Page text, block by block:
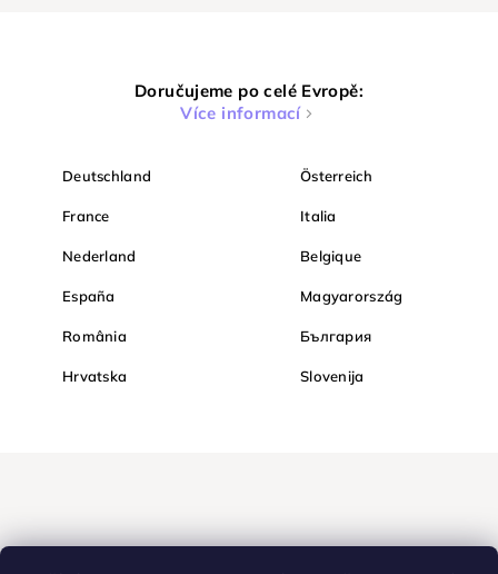
Doručujeme po celé Evropě:
Více informací
Deutschland Österreich
France Italia
Nederland Belgique
España Magyarország
România България
Hrvatska Slovenija